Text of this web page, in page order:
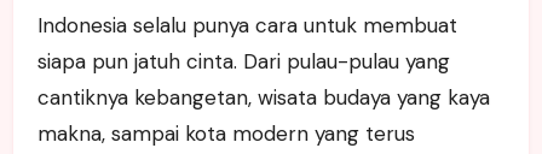
Indonesia selalu punya cara untuk membuat
siapa pun jatuh cinta. Dari pulau-pulau yang
cantiknya kebangetan, wisata budaya yang kaya
makna, sampai kota modern yang terus